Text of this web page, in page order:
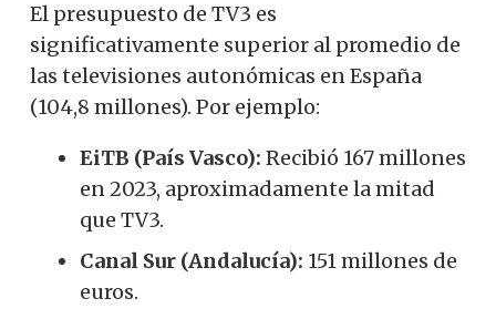
El presupuesto de TV3 es
significativamente superior al promedio de
las televisiones autonómicas en España
(104,8 millones). Por ejemplo:
EiTB (País Vasco): Recibió 167 millones
en 2023, aproximadamente la mitad
que TV3.
Canal Sur (Andalucía): 151 millones de
euros.